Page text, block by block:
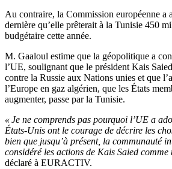
Au contraire, la Commission européenne a
dernière qu’elle prêterait à la Tunisie 450
budgétaire cette année.
M. Gaaloul estime que la géopolitique a
l’UE, soulignant que le président Kais
contre la Russie aux Nations unies et que
l’Europe en gaz algérien, que les États
augmenter, passe par la Tunisie.
« Je ne comprends pas pourquoi l’UE a
États-Unis ont le courage de décrire les
bien que jusqu’à présent, la communauté
considéré les actions de Kais Saied comme
déclaré à EURACTIV.